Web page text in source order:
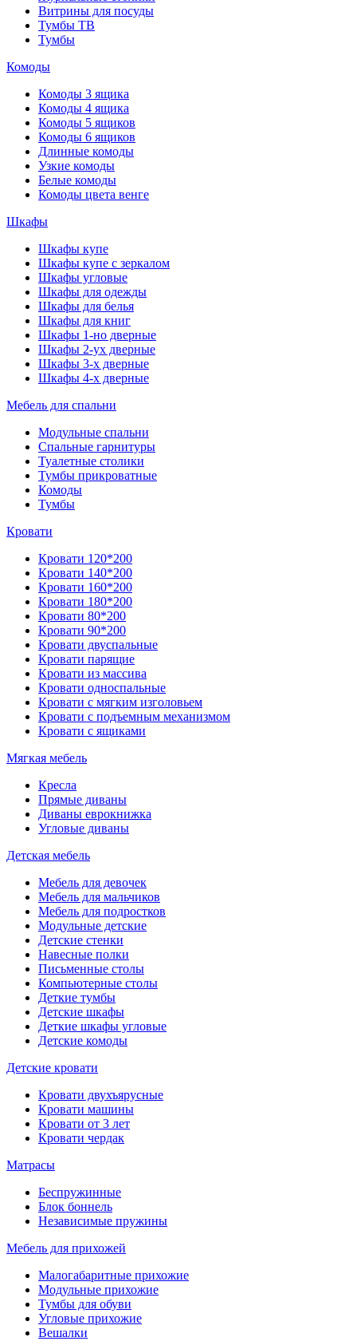
Витрины для посуды
Тумбы ТВ
Тумбы
Комоды
Комоды 3 ящика
Комоды 4 ящика
Комоды 5 ящиков
Комоды 6 ящиков
Длинные комоды
Узкие комоды
Белые комоды
Комоды цвета венге
Шкафы
Шкафы купе
Шкафы купе с зеркалом
Шкафы угловые
Шкафы для одежды
Шкафы для белья
Шкафы для книг
Шкафы 1-но дверные
Шкафы 2-ух дверные
Шкафы 3-х дверные
Шкафы 4-х дверные
Мебель для спальни
Модульные спальни
Спальные гарнитуры
Туалетные столики
Тумбы прикроватные
Комоды
Тумбы
Кровати
Кровати 120*200
Кровати 140*200
Кровати 160*200
Кровати 180*200
Кровати 80*200
Кровати 90*200
Кровати двуспальные
Кровати парящие
Кровати из массива
Кровати односпальные
Кровати с мягким изголовьем
Кровати с подъемным механизмом
Кровати с ящиками
Мягкая мебель
Кресла
Прямые диваны
Диваны еврокнижка
Угловые диваны
Детская мебель
Мебель для девочек
Мебель для мальчиков
Мебель для подростков
Модульные детские
Детские стенки
Навесные полки
Письменные столы
Компьютерные столы
Деткие тумбы
Детские шкафы
Деткие шкафы угловые
Детские комоды
Детские кровати
Кровати двухъярусные
Кровати машины
Кровати от 3 лет
Кровати чердак
Матрасы
Беспружинные
Блок боннель
Независимые пружины
Мебель для прихожей
Малогабаритные прихожие
Модульные прихожие
Тумбы для обуви
Угловые прихожие
Вешалки